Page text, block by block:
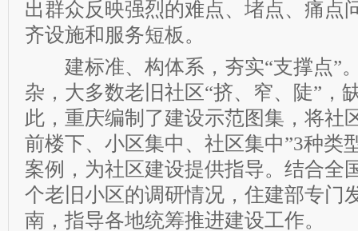
出群众反映强烈的难点、堵点、痛点
齐设施和服务短板。
建标准、构体系，夯实“支撑点”
杂，大多数老旧社区“挤、窄、陡”，
此，重庆编制了建设示范图集，将社
前楼下、小区集中、社区集中”3种类
案例，为社区建设提供指导。结合全
个老旧小区的调研情况，住建部专门
南，指导各地统筹推进建设工作。